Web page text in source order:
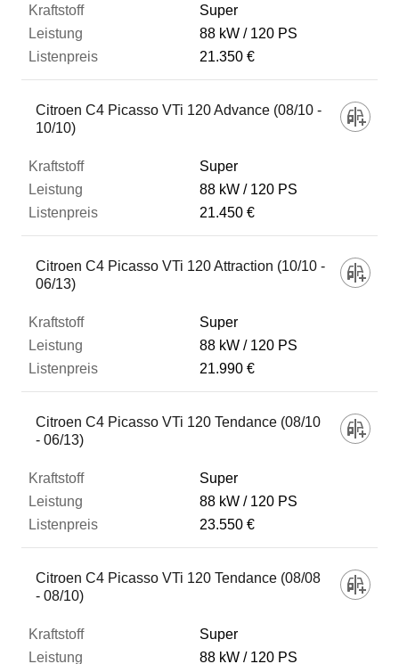
Kraftstoff
Leistung
Listenpreis
Super
88 kW
120 PS
21.350 €
Citroen C4 Picasso VTi 120 Advance (08/10 -
10/10)
Super
88 kW
120 PS
21.450 €
Citroen C4 Picasso VTi 120 Attraction (10/10 -
06/13)
Super
88 kW
120 PS
21.990 €
Citroen C4 Picasso VTi 120 Tendance (08/10
- 06/13)
Super
88 kW
120 PS
23.550 €
Citroen C4 Picasso VTi 120 Tendance (08/08
- 08/10)
Super
88 kW
120 PS